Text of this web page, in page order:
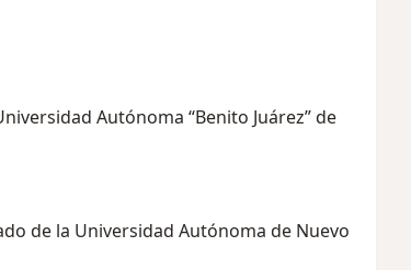
Autónoma “Benito Juárez” de
de la Universidad Autónoma de Nuevo